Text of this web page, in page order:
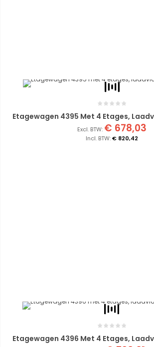
€ 820,42
€ 678,03